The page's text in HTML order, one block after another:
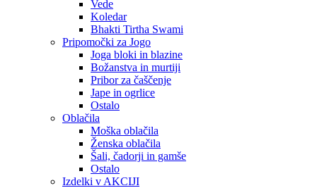
Vede
Koledar
Bhakti Tirtha Swami
Pripomočki za Jogo
Joga bloki in blazine
Božanstva in murtiji
Pribor za čaščenje
Jape in ogrlice
Ostalo
Oblačila
Moška oblačila
Ženska oblačila
Šali, čadorji in gamše
Ostalo
Izdelki v AKCIJI